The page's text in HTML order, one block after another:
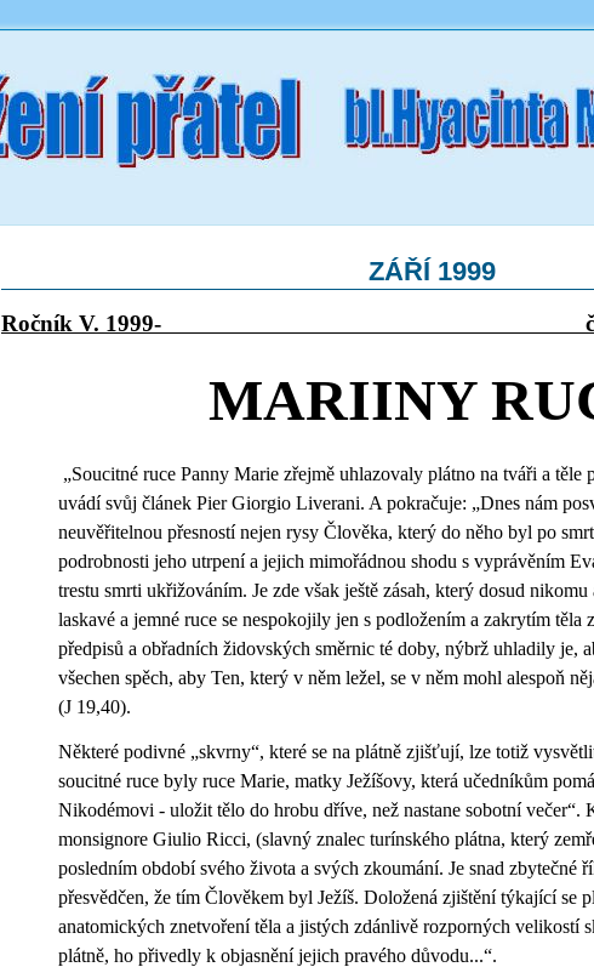
ZÁŘÍ 1999
Ročník V. 1999- číslo 5
MARIINY
„Soucitné ruce Panny Marie zřejmě uhlazovaly plátno na tváři a
uvádí svůj článek Pier Giorgio Liverani. A pokračuje: „Dnes nám
neuvěřitelnou přesností nejen rysy Člověka, který do něho byl po
podrobnosti jeho utrpení a jejich mimořádnou shodu s vyprávěním
trestu smrti ukřižováním. Je zde však ještě zásah, který dosud
laskavé a jemné ruce se nespokojily jen s podložením a zakrytím těla
předpisů a obřadních židovských směrnic té doby, nýbrž uhladily je,
všechen spěch, aby Ten, který v něm ležel, se v něm mohl alespoň
(J 19,40).
Některé podivné „skvrny“, které se na plátně zjišťují, lze totiž
soucitné ruce byly ruce Marie, matky Ježíšovy, která učedníkům
Nikodémovi - uložit tělo do hrobu dříve, než nastane sobotní večer“.
monsignore Giulio Ricci, (slavný znalec turínského plátna, který
posledním období svého života a svých zkoumání. Je snad zbytečné
přesvědčen, že tím Člověkem byl Ježíš. Doložená zjištění týkající se
anatomických znetvoření těla a jistých zdánlivě rozporných velikostí
plátně, ho přivedly k objasnění jejich pravého důvodu...“.